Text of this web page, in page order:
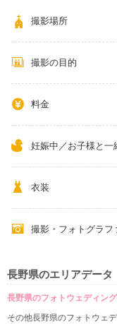
撮影場所
撮影の目的
料金
妊娠中／お子様と一
衣装
撮影・フォトグラフ
長野県のエリアデータ
長野県のフォトウェディン
その他長野県のフォトウェ